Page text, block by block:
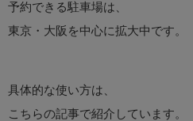
予約できる駐車場は、
東京・大阪を中心に拡大中です。
具体的な使い方は、
こちらの記事で紹介しています。